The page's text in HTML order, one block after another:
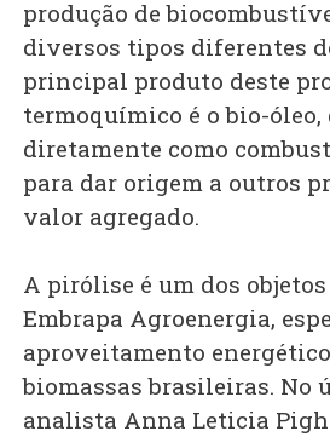
produção de
diversos tipos diferentes
principal produto deste
termoquímico é o bio-óleo,
diretamente como
para dar origem a outros
valor agregado.
A pirólise é um dos
Embrapa Agroenergia,
aproveitamento
biomassas brasileiras. No
analista Anna Leticia